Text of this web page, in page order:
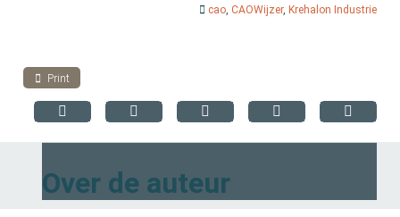
cao, CAOWijzer, Krehalon Industrie
Print
Over de auteur